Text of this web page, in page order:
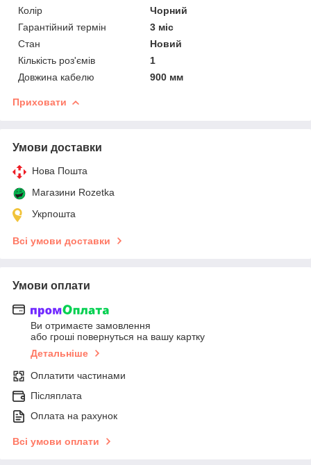
Колір
Чорний
Гарантійний термін
3 міс
Стан
Новий
Кількість роз'ємів
1
Довжина кабелю
900 мм
Приховати
Умови доставки
Нова Пошта
Магазини Rozetka
Укрпошта
Всі умови доставки
Умови оплати
Ви отримаєте замовлення
або гроші повернуться на вашу картку
Детальніше
Оплатити частинами
Післяплата
Оплата на рахунок
Всі умови оплати